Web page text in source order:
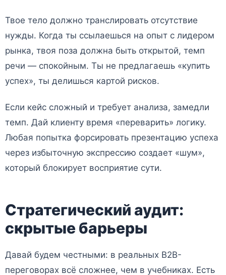
Твое тело должно транслировать отсутствие
нужды. Когда ты ссылаешься на опыт с лидером
рынка, твоя поза должна быть открытой, темп
речи — спокойным. Ты не предлагаешь «купить
успех», ты делишься картой рисков.
Если кейс сложный и требует анализа, замедли
темп. Дай клиенту время «переварить» логику.
Любая попытка форсировать презентацию успеха
через избыточную экспрессию создает «шум»,
который блокирует восприятие сути.
Стратегический аудит:
скрытые барьеры
Давай будем честными: в реальных B2B-
переговорах всё сложнее, чем в учебниках. Есть